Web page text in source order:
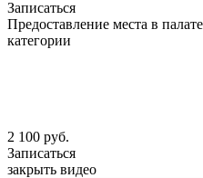
Записаться
Предоставление места в
категории
2 100 руб.
Записаться
закрыть видео